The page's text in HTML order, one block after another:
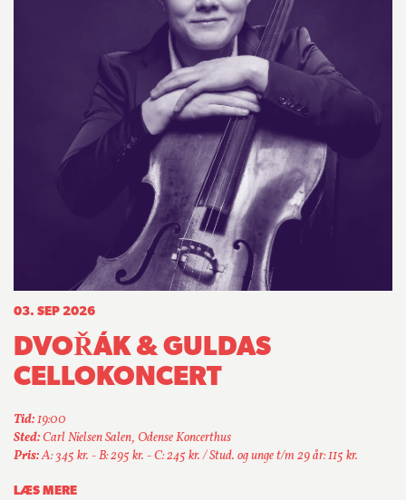
03. SEP 2026
DVOŘÁK & GULDAS
CELLOKONCERT
Tid:19:00
Sted:Carl Nielsen Salen, Odense Koncerthus
Pris:A: 345 kr. - B: 295 kr. - C: 245 kr. / Stud. og unge t/m 29 år: 115 kr.
LÆS MERE